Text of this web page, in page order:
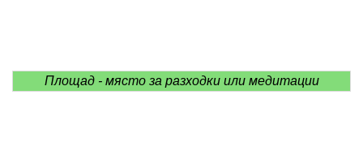
Площад - място за разходки или медитации